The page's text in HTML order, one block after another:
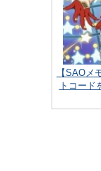
【SAOメ
トコー